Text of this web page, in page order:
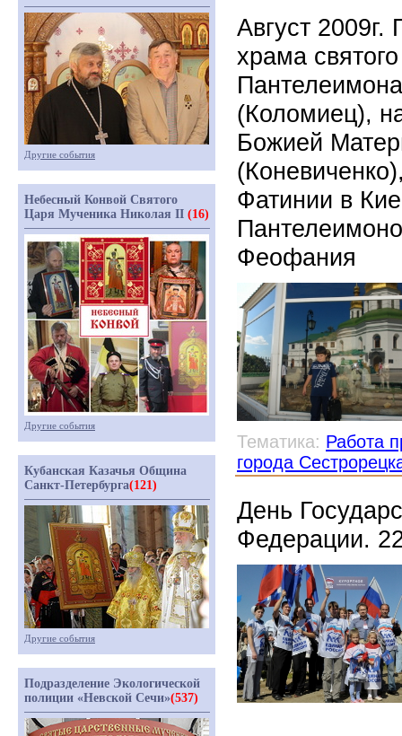
Август 2009г.
храма
(Коломиец),
Божией
Фатинии в
Феофания
Тематика: Работа
города
День
Федерации.
Другие события
Небесный Конвой Святого
Царя Мученика Николая II (16)
Другие события
Кубанская Казачья Община
Санкт-Петербурга(121)
Другие события
Подразделение Экологической
полиции «Невской Сечи»(537)